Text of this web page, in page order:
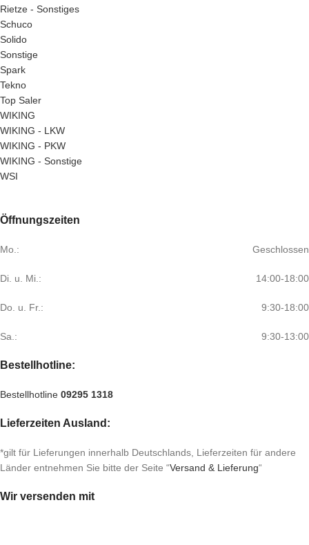
Rietze - Sonstiges
Schuco
Solido
Sonstige
Spark
Tekno
Top Saler
WIKING
WIKING - LKW
WIKING - PKW
WIKING - Sonstige
WSI
Öffnungszeiten
Mo.: Geschlossen
Di. u. Mi.: 14:00-18:00
Do. u. Fr.: 9:30-18:00
Sa.: 9:30-13:00
Bestellhotline:
Bestellhotline 09295 1318
Lieferzeiten Ausland:
*gilt für Lieferungen innerhalb Deutschlands, Lieferzeiten für andere
Länder entnehmen Sie bitte der Seite “Versand & Lieferung“
Wir versenden mit